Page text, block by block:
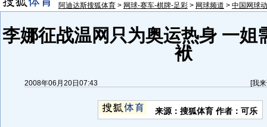
阿迪达斯搜狐体育 > 网球-赛车-棋牌-足彩 > 网球频道 > 中国网球
李娜征战温网只为奥运热身 一姐
袱
2008年06月20日07:43 [我
来源：搜狐体育 作者：可乐